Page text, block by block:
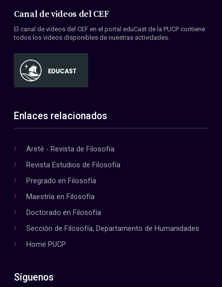
Canal de videos del CEF
El canal de videos del CEF en el portal eduCast de la PUCP contiene
todos los videos disponibles de nuestras actividades.
Enlaces relacionados
Areté - Revista de Filosofía
Revista Estudios de Filosofía
Pregrado en Filosofía
Maestría en Filosofía
Doctorado en Filosofía
Sección de Filosofía, Departamento de Humanidades
Home PUCP
Síguenos